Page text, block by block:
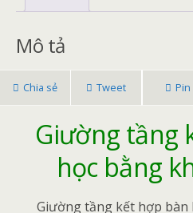
Mô tả
Chia sẻ Tweet Pin
Giường tầng
học bằng
Giường tầng kết hợp